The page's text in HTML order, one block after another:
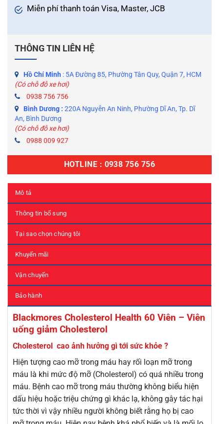
Miễn phí thanh toán Visa, Master, JCB
THÔNG TIN LIÊN HỆ
Hồ Chí Minh : 5A Đường 85, Phường Tân Quy, Quận 7, HCM
(Có chỗ đỗ xe hơi)
0938 756 756
Bình Dương : 220A Nguyễn An Ninh, Phường Dĩ An, Tp. Dĩ
An, Bình Dương
(Có chỗ đỗ xe hơi)
0988 009 927
HOTLINE : 0938 756 756
Mô tả
Thông tin bổ sung
Tại sao chọn chúng tôi
Khuyến mãi
Vận chuyển
Bảo hành
Blackmores Cholesterol Health 60 Viên – Viên
uống giảm Cholesterol
Cholesterol cao ảnh hưởng gì tới sức khỏe ?
Hiện tượng cao mỡ trong máu hay rối loạn mỡ trong
máu là khi mức độ mỡ (Cholesterol) có quá nhiều trong
máu. Bệnh cao mỡ trong máu thường không biểu hiện
dấu hiệu hoặc triệu chứng gì khác lạ, không gây tác hại
tức thời vì vậy nhiều người không biết rằng họ bị cao